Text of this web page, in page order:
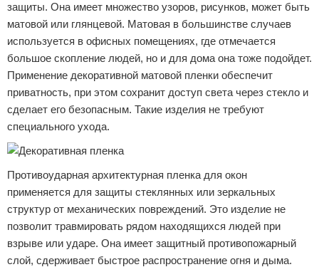
защиты. Она имеет множество узоров, рисунков, может быть
матовой или глянцевой. Матовая в большинстве случаев
используется в офисных помещениях, где отмечается
большое скопление людей, но и для дома она тоже подойдет.
Применение декоративной матовой пленки обеспечит
приватность, при этом сохранит доступ света через стекло и
сделает его безопасным. Такие изделия не требуют
специального ухода.
Противоударная архитектурная пленка для окон
применяется для защиты стеклянных или зеркальных
структур от механических повреждений. Это изделие не
позволит травмировать рядом находящихся людей при
взрыве или ударе. Она имеет защитный противопожарный
слой, сдерживает быстрое распространение огня и дыма.